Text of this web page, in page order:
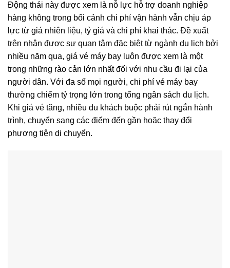
Động thái này được xem là nỗ lực hỗ trợ doanh nghiệp
hàng không trong bối cảnh chi phí vận hành vẫn chịu áp
lực từ giá nhiên liệu, tỷ giá và chi phí khai thác. Đề xuất
trên nhận được sự quan tâm đặc biệt từ ngành du lịch bởi
nhiều năm qua, giá vé máy bay luôn được xem là một
trong những rào cản lớn nhất đối với nhu cầu đi lại của
người dân. Với đa số mọi người, chi phí vé máy bay
thường chiếm tỷ trọng lớn trong tổng ngân sách du lịch.
Khi giá vé tăng, nhiều du khách buộc phải rút ngắn hành
trình, chuyển sang các điểm đến gần hoặc thay đổi
phương tiện di chuyển.